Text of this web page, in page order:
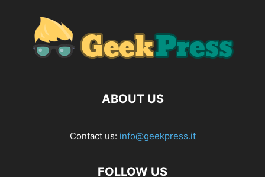
ABOUT US
Contact us: info@geekpress.it
FOLLOW US